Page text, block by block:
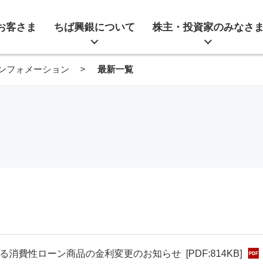
客さま ちば興銀について 株主・投資家のみなさま
フォメーション 最新一覧
消費性ローン商品の金利変更のお知らせ [PDF:814KB]